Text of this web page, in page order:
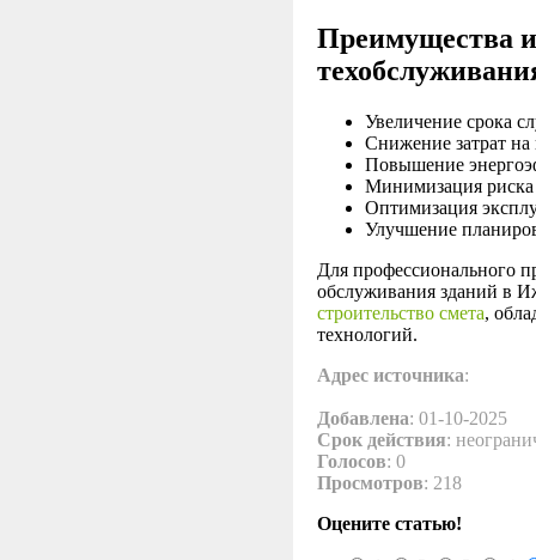
Преимущества
Увеличение срока
Снижение затрат
Повышение
Минимизация риска
Оптимизация
Улучшение
Для профессионального
обслуживания зданий в
строительство смета,
технологий.
Адрес источника:
Добавлена: 01-10-2025
Срок действия:
Голосов: 0
Просмотров: 218
Оцените статью!